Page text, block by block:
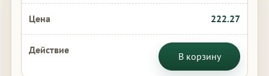
222.27
В корзину